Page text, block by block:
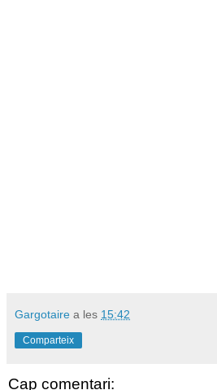
Gargotaire a les 15:42
Comparteix
Cap comentari: